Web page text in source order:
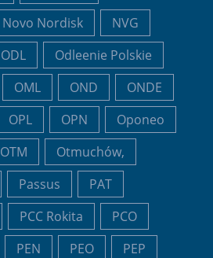
Novo Nordisk
NVG
ODL
Odleenie Polskie
OML OND
ONDE
OPL OPN
Oponeo
OTM
Otmuchów,
Passus
PAT
PCC Rokita
PCO
PEN PEO
PEP